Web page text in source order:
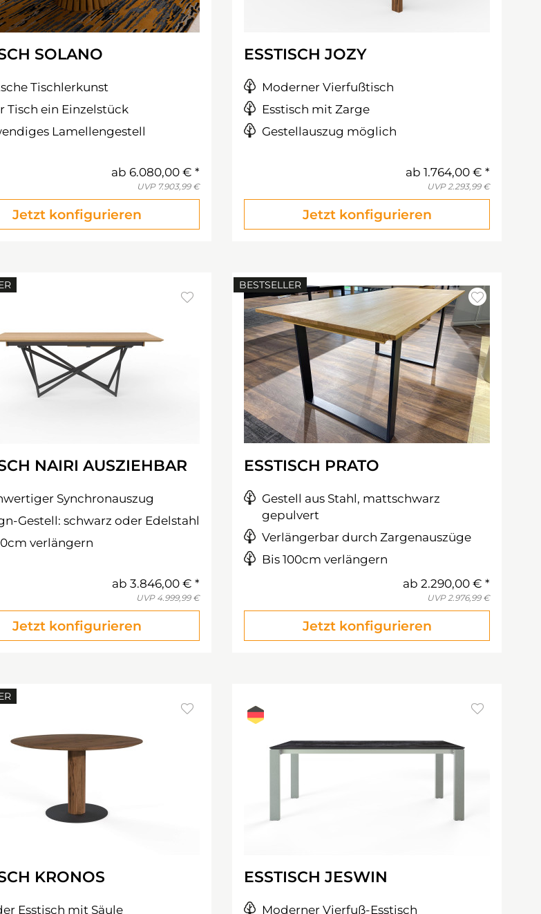
SOLANO
Tischlerkunst
Tisch ein Einzelstück
Lamellengestell
ab 6.080,00 €
UVP 7.903,99 €
Jetzt konfigurieren
ESSTISCH JOZY
Moderner Vierfußtisch
Esstisch mit Zarge
Gestellauszug möglich
ab 1.764,00 €
UVP2.293,99 €
Jetzt konfigurieren
NAIRI AUSZIEHBAR
Synchronauszug
Gestell: schwarz oder Edelstahl
verlängern
ab 3.846,00 €
UVP 4.999,99 €
Jetzt konfigurieren
BESTSELLER
ESSTISCH PRATO
Gestell aus Stahl, mattschwarz
gepulvert
Verlängerbar durch Zargenauszüge
Bis 100cm verlängern
ab 2.290,00 €
UVP2.976,99 €
Jetzt konfigurieren
KRONOS
Esstisch mit Säule
ESSTISCH JESWIN
Moderner Vierfuß-Esstisch